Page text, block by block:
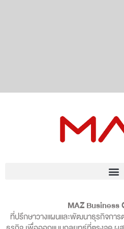
MAZ Business
ที่ปรึกษาวางแผนและพัฒนาธุรกิจการ